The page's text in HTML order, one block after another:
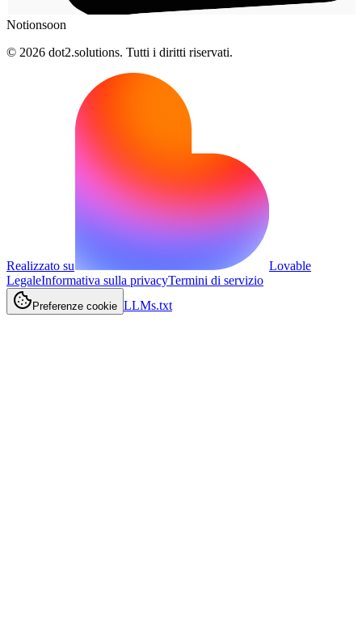
Notionsoon
© 2026 dot2.solutions. Tutti i diritti riservati.
Realizzato su
Lovable
LegaleInformativa sulla privacyTermini di servizio
Preferenze cookie LLMs.txt